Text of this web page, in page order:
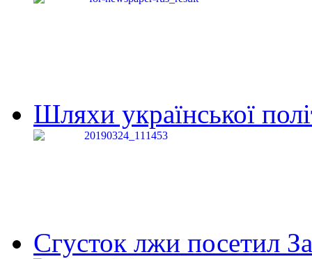
Шляхи української
Сгусток лжи посетил